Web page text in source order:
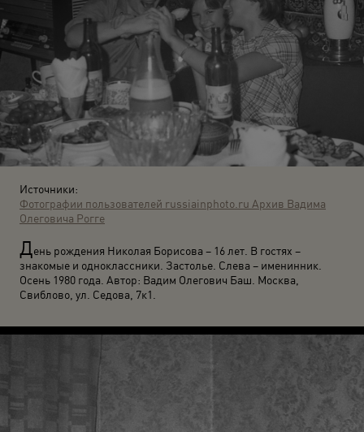
Источники:
Фотографии пользователей russiainphoto.ru Архив Вадима
Олеговича Рогге
День рождения Николая Борисова – 16 лет. В гостях –
знакомые и одноклассники. Застолье. Слева – именинник.
Осень 1980 года. Автор: Вадим Олегович Баш. Москва,
Свиблово, ул. Седова, 7к1.